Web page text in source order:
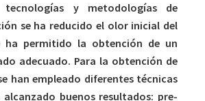
tecnologías y metodologías de
se ha reducido el olor inicial del
ha permitido la obtención de un
adecuado. Para la obtención de
han empleado diferentes técnicas
buenos resultados: pre-